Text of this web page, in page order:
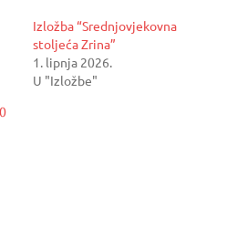
Izložba “Srednjovjekovna
stoljeća Zrina”
1. lipnja 2026.
U "Izložbe"